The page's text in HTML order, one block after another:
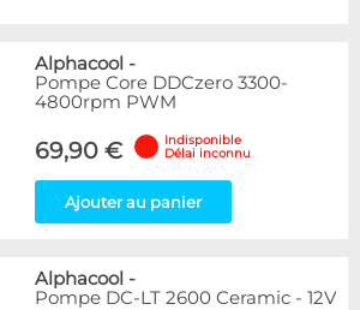
Alphacool -
Pompe Core DDCzero 3300-
4800rpm PWM
69,90 €
Indisponible
Délai inconnu
Ajouter au panier
Alphacool -
Pompe DC-LT 2600 Ceramic - 12V